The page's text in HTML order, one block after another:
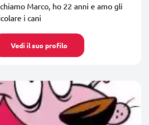
Marco, ho 22 anni e amo gli
i cani
Vedi il suo profilo